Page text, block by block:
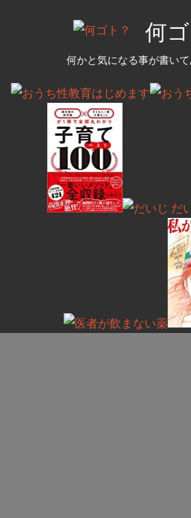
ツ
何
何かと気になる事が書い